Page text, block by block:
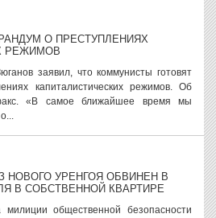
О ПРЕСТУПЛЕНИЯХ
РЕЖИМОВ
заявил, что коммунисты готовят
капиталистических режимов. Об
«В самое ближайшее время мы
НОВОГО УРЕНГОЯ ОБВИНЕН В
В СОБСТВЕННОЙ КВАРТИРЕ
милиции общественной безопасности